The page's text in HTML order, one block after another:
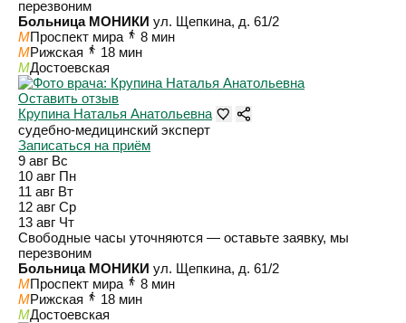
перезвоним
Больница МОНИКИ ул. Щепкина, д. 61/2
MПроспект мира
8 мин
MРижская
18 мин
MДостоевская
Оставить отзыв
Крупина Наталья Анатольевна
судебно-медицинский эксперт
Записаться на приём
9 авг Вс
10 авг Пн
11 авг Вт
12 авг Ср
13 авг Чт
Свободные часы уточняются — оставьте заявку, мы
перезвоним
Больница МОНИКИ ул. Щепкина, д. 61/2
MПроспект мира
8 мин
MРижская
18 мин
MДостоевская